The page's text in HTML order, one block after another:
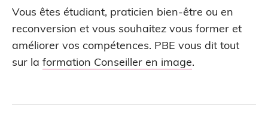
Vous êtes étudiant, praticien bien-être ou en
reconversion et vous souhaitez vous former et
améliorer vos compétences. PBE vous dit tout
sur la formation Conseiller en image.